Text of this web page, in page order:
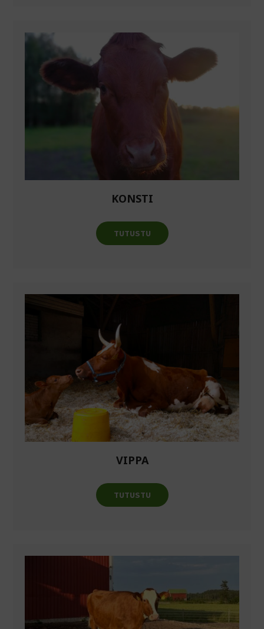
KONSTI
TUTUSTU
VIPPA
TUTUSTU